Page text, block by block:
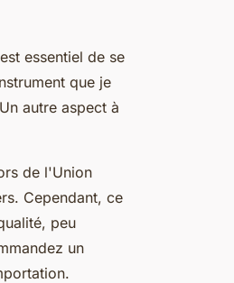
essentiel de se
que je
autre aspect à
de l'Union
Cependant, ce
peu
un